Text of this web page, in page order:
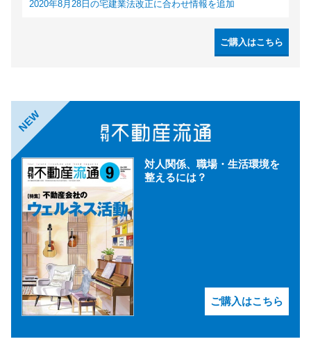
2020年8月28日の宅建業法改正に合わせ情報を追加
ご購入はこちら
NEW
対人関係、職場・生活環境を
整えるには？
ご購入はこちら